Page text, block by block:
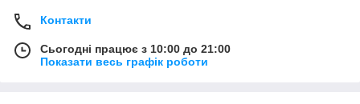
Контакти
Сьогодні працює з 10:00 до 21:00
Показати весь графік роботи